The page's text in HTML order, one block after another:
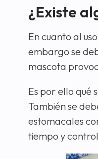
¿Existe
En cuanto al
embargo se
mascota
Es por ello qué
También se
estomacales
tiempo y